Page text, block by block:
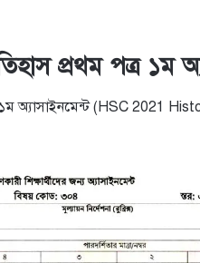
প্রথম পত্র ১ম
১ম অ্যাসাইনমেন্ট (HSC 2021